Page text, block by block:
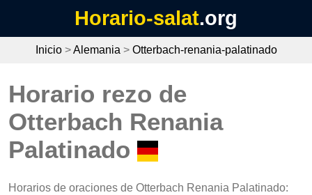
Horario-salat.org
Inicio>Alemania > Otterbach-renania-palatinado
Horario rezo de
Otterbach Renania
Palatinado
Horarios de oraciones de Otterbach Renania Palatinado: